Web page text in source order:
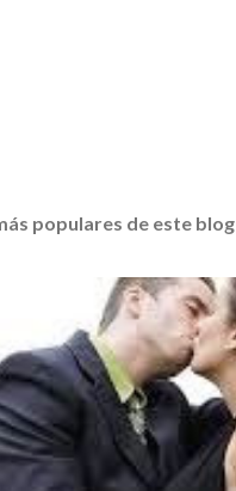
populares de este blog